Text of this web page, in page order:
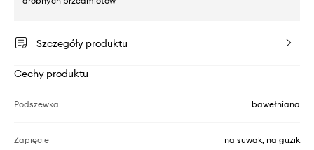
Szczegóły produktu
Cechy produktu
Podszewka bawełniana
Zapięcie na suwak, na guzik